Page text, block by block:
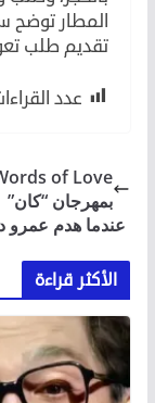
المطار توضح
تقديم طلب
عدد
بمهرجان “كان”
عندما هدم عمرو
الأكثر قراءة